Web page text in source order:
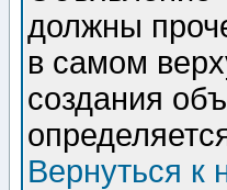
должны
в самом
создания
Вернуться к